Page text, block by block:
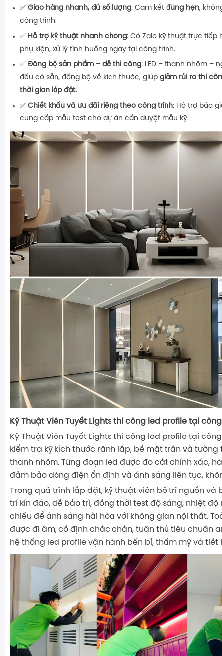
✅ Giao hàng nhanh, đủ số lượng: Cam kết đúng hẹn,
công trình.
✅ Hỗ trợ kỹ thuật nhanh chóng: Có Zalo kỹ thuật trực tiếp
phụ kiện, xử lý tình huống ngay tại công trình.
✅ Đồng bộ sản phẩm – dễ thi công: LED – thanh nhôm –
đều có sẵn, đồng bộ về kích thước, giúp giảm rủi ro thi
thời gian lắp đặt.
✅ Chiết khấu và ưu đãi riêng theo công trình: Hỗ trợ báo
cung cấp mẫu test cho dự án cần duyệt mẫu kỹ.
Kỹ Thuật Viên Tuyết Lights thi công led profile tại
Kỹ Thuật Viên Tuyết Lights thi công led profile tại
kiểm tra kỹ kích thước rãnh lắp, bề mặt trần và tường
thanh nhôm. Từng đoạn led được đo cắt chính xác,
đảm bảo dòng điện ổn định và ánh sáng liên tục,
Trong quá trình lắp đặt, kỹ thuật viên bố trí nguồn và
trí kín đáo, dễ bảo trì, đồng thời test độ sáng, nhiệt độ
chiếu để ánh sáng hài hòa với không gian nội thất.
được đi âm, cố định chắc chắn, tuân thủ tiêu chuẩn
hệ thống led profile vận hành bền bỉ, thẩm mỹ và tiết